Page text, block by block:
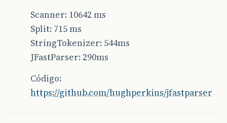
Scanner: 10642 ms
Split: 715 ms
StringTokenizer: 544ms
JFastParser: 290ms
Código:
https://github.com/hughperkins/jfastparser